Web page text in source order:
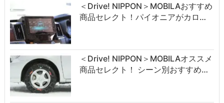
＜Drive! NIPPON＞MOBILAおすすめ
商品セレクト！パイオニアがカロ…
＜Drive! NIPPON＞MOBILAオススメ
商品セレクト！ シーン別おすすめ…